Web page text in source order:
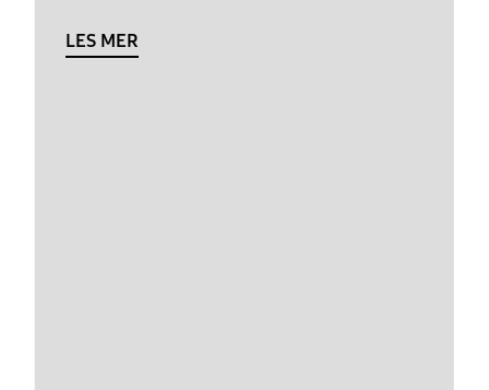
LES MER